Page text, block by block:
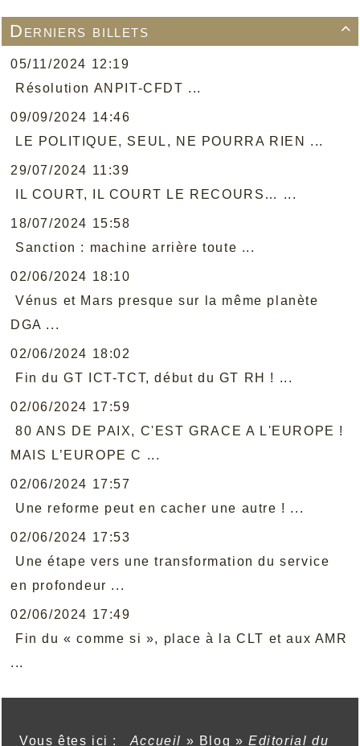

Derniers billets
05/11/2024 12:19
Résolution ANPIT-CFDT ...
09/09/2024 14:46
LE POLITIQUE, SEUL, NE POURRA RIEN ...
29/07/2024 11:39
IL COURT, IL COURT LE RECOURS… ...
18/07/2024 15:58
Sanction : machine arrière toute ...
02/06/2024 18:10
Vénus et Mars presque sur la même planète
DGA ...
02/06/2024 18:02
Fin du GT ICT-TCT, début du GT RH ! ...
02/06/2024 17:59
80 ANS DE PAIX, C'EST GRACE A L'EUROPE !
MAIS L’EUROPE C ...
02/06/2024 17:57
Une reforme peut en cacher une autre ! ...
02/06/2024 17:53
Une étape vers une transformation du service
en profondeur ...
02/06/2024 17:49
Fin du « comme si », place à la CLT et aux AMR
...
Vous êtes ici : Accueil » Blog »Editorial du